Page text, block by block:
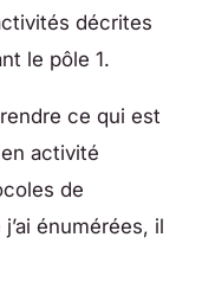
décrites
le pôle 1.
ce qui est
activité
de
énumérées, il